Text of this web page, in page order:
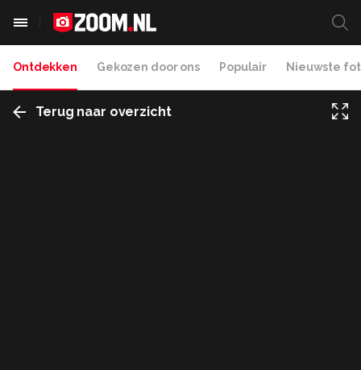
Ontdekken Gekozen door ons Populair Nieuwste
Terug naar overzicht